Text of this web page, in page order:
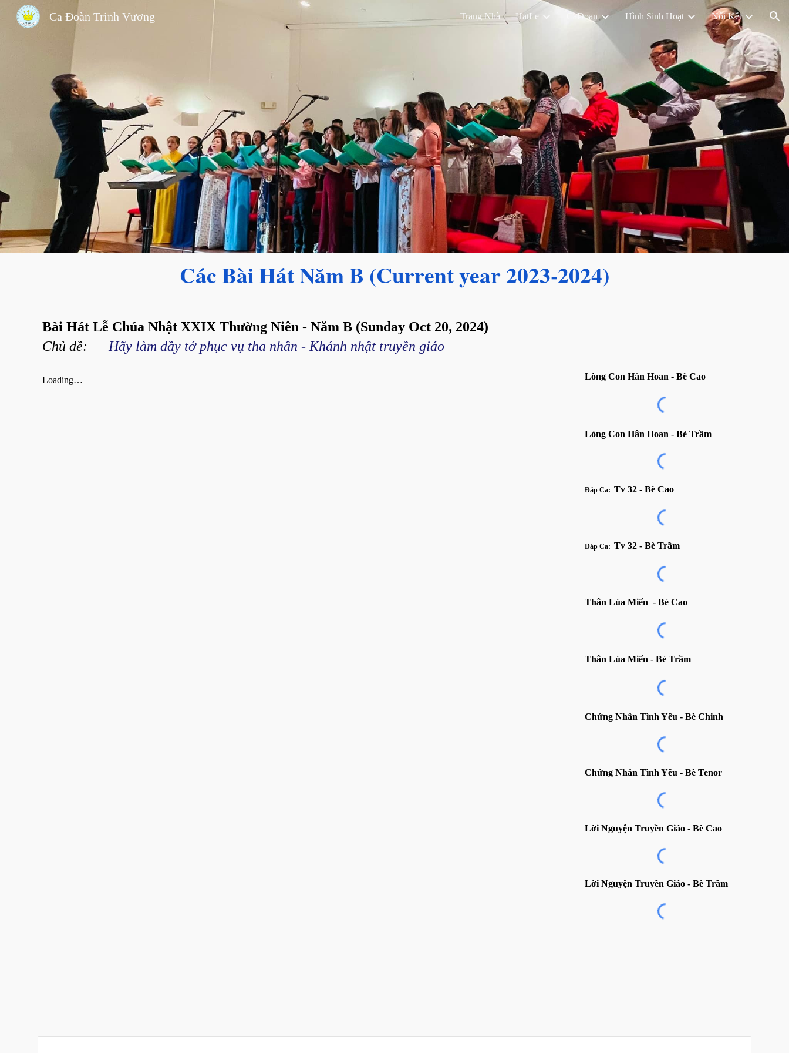
Skip to main content Skip to navigation
Ca Đoàn Trinh Vương Trang Nhà HatLe CaDoan Hình Sinh Hoạt Nối Kết
Các Bài Hát NămB (Current year 2023-2024)
Bài Hát Lễ Chúa Nhật XXIX Thường Niên - Năm B (Sunday Oct 20, 2024)
Chủ đề:
Hãy làm đầy tớ phục vụ tha nhân - Khánh nhật truyền giáo
Lòng Con Hân Hoan - BèCao
Lòng Con Hân Hoan - Bè Trầm
Đáp Ca: Tv 32 - Bè Cao
Đáp Ca: Tv 32- Bè Trầm
Thân Lúa Miến - Bè Cao
Thân Lúa Miến- Bè Trầm
Chứng Nhân Tình Yêu - Bè Chinh
Chứng Nhân Tình Yêu - Bè Tenor
Lời Nguyện Truyền Giáo - Bè Cao
Lời Nguyện Truyền Giáo- Bè Trầm